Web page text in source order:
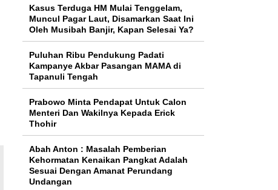
Kasus Terduga HM Mulai Tenggelam,
Muncul Pagar Laut, Disamarkan Saat Ini
Oleh Musibah Banjir, Kapan Selesai Ya?
Puluhan Ribu Pendukung Padati
Kampanye Akbar Pasangan MAMA di
Tapanuli Tengah
Prabowo Minta Pendapat Untuk Calon
Menteri Dan Wakilnya Kepada Erick
Thohir
Abah Anton : Masalah Pemberian
Kehormatan Kenaikan Pangkat Adalah
Sesuai Dengan Amanat Perundang
Undangan